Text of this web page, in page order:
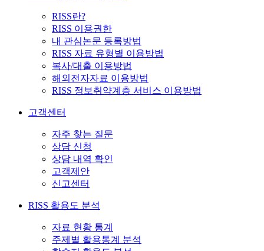
RISS란?
RISS 이용권한
내 관심논문 등록방법
RISS 자료 유형별 이용방법
복사/대출 이용방법
해외전자자료 이용방법
RISS 정보취약계층 서비스 이용방법
고객센터
자주 찾는 질문
상담 신청
상담 내역 확인
고객제안
신고센터
RISS 활용도 분석
자료 현황 통계
주제별 활용통계 분석